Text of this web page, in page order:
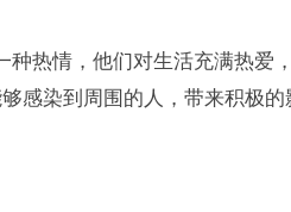
种热情，他们对生活充满热爱
感染到周围的人，带来积极的